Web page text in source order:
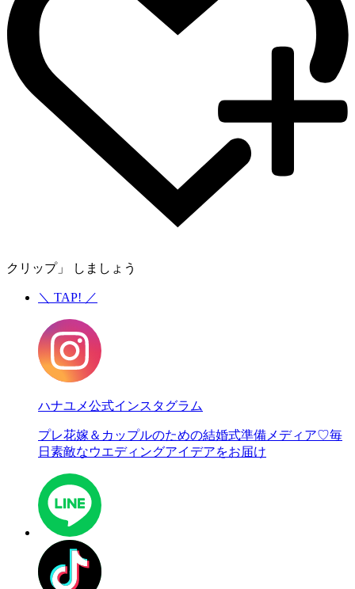
クリップ」 しましょう
＼ TAP! ／
ハナユメ公式インスタグラム
プレ花嫁＆カップルのための結婚式準備メディア♡毎
日素敵なウエディングアイデアをお届け